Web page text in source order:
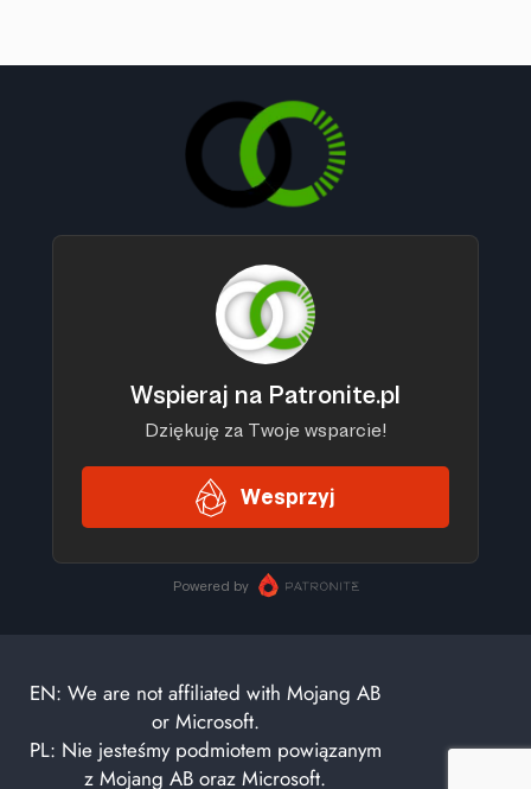
EN: We are not affiliated with Mojang AB
or Microsoft.
PL: Nie jesteśmy podmiotem powiązanym
z Mojang AB oraz Microsoft.